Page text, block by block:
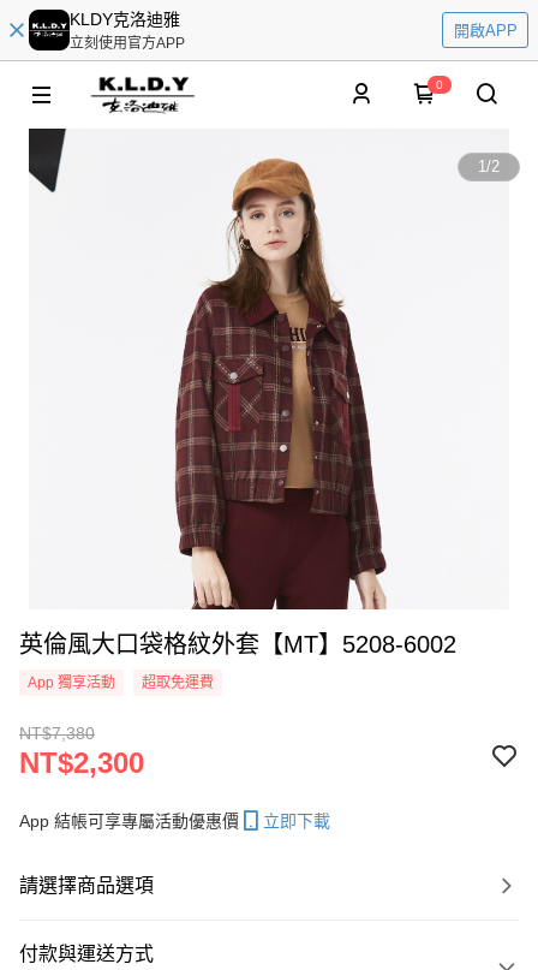
KLDY克洛迪雅
立刻使用官方APP
開啟APP
0
1/2
英倫風大口袋格紋外套【MT】5208-6002
App 獨享活動 超取免運費
NT$7,380
NT$2,300
App 結帳可享專屬活動優惠價 立即下載
請選擇商品選項
付款與運送方式